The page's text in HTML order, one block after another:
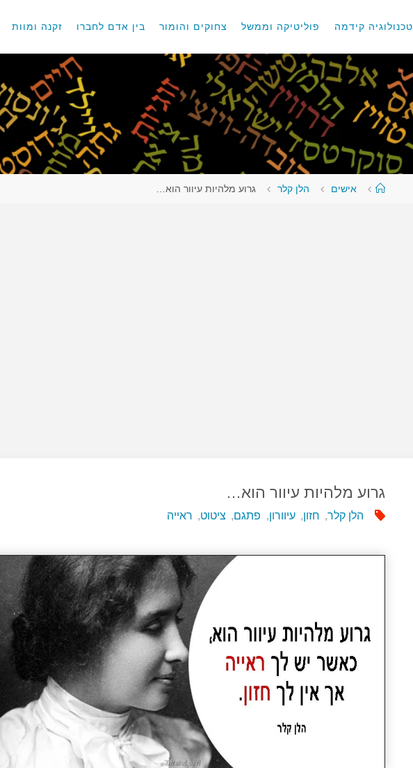
טכנולוגיה קידמה פוליטיקה וממשל צחוקים והומור בין אדם לחברו זקנה ומוות
עמודאישים הלן קלר גרוע מלהיות עיוור הוא…
גרוע מלהיות עיוור הוא…
הלן קלר, חזון, עיוורון, פתגם, ציטוט, ראייה